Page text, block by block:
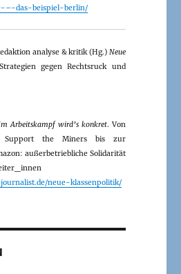
–-das-beispiel-berlin/
analyse & kritik (Hg.) Neue
gegen Rechtsruck und
Arbeitskampf wird’s konkret. Von
Support the Miners bis zur
außerbetriebliche Solidarität
neue-klassenpolitik/